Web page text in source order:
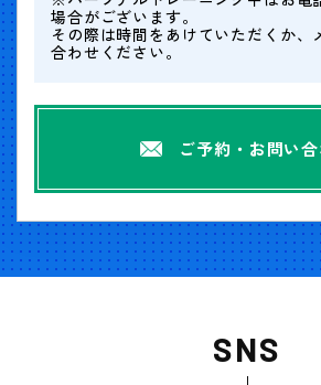
場合がございます。
その際は時間をあけていただくか、
合わせください。
ご予約・お問い
SNS